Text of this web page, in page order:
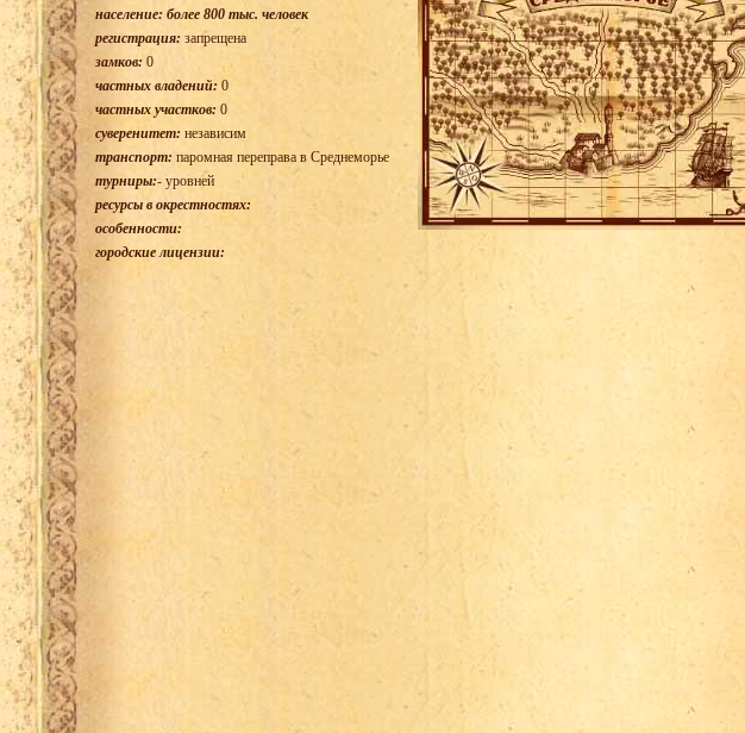
население: более 800 тыс. человек
регистрация: запрещена
замков: 0
частных владений: 0
частных участков: 0
суверенитет: независим
транспорт: паромная переправа в Среднеморье
турниры:- уровней
ресурсы в окрестностях:
особенности:
городские лицензии: